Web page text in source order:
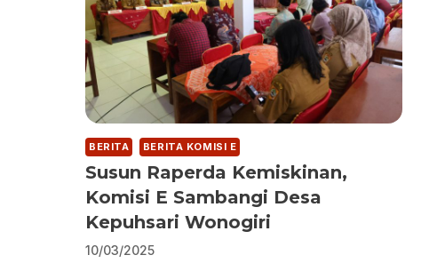
BERITA BERITA KOMISI E
Susun Raperda Kemiskinan,
Komisi E Sambangi Desa
Kepuhsari Wonogiri
10/03/2025